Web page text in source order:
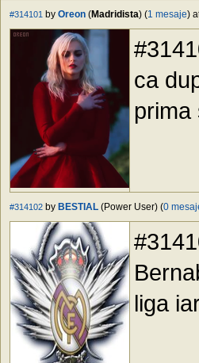
#314101 by Oreon (Madridista) (1 mesaje)
ca
prima
#314102 by BESTIAL (Power User) (0
liga